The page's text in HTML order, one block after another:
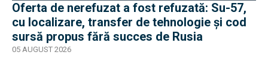
Oferta de nerefuzat a fost refuzată: Su-57,
cu localizare, transfer de tehnologie și cod
sursă propus fără succes de Rusia
05 AUGUST 2026